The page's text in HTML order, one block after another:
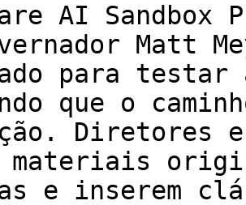
AI Sandbox
Matt
para testar
que o
Diretores
materiais
e inserem